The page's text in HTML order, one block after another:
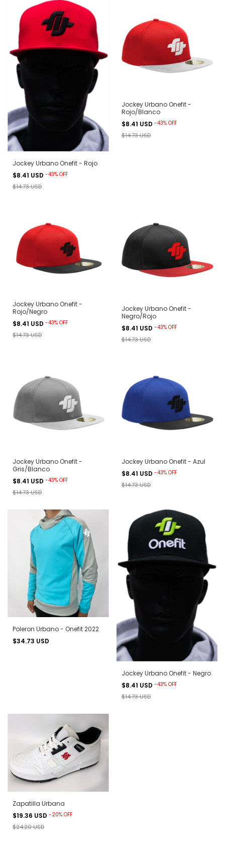
Jockey Urbano Onefit - Rojo
$8.41 USD -43% OFF
$14.73 USD
Jockey Urbano Onefit -
Rojo/Blanco
$8.41 USD -43% OFF
$14.73 USD
Jockey Urbano Onefit -
Rojo/Negro
$8.41 USD -43% OFF
$14.73 USD
Jockey Urbano Onefit -
Negro/Rojo
$8.41 USD -43% OFF
$14.73 USD
Jockey Urbano Onefit -
Gris/Blanco
$8.41 USD -43% OFF
$14.73 USD
Jockey Urbano Onefit - Azul
$8.41 USD -43% OFF
$14.73 USD
Poleron Urbano - Onefit 2022
$34.73 USD
Jockey Urbano Onefit - Negro
$8.41 USD -43% OFF
$14.73 USD
Zapatilla Urbana
$19.36 USD -20% OFF
$24.20 USD